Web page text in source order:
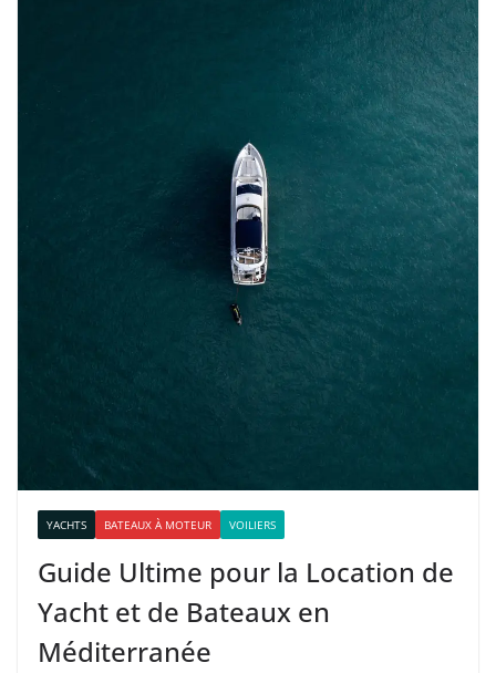
YACHTS BATEAUX À MOTEUR VOILIERS
Guide Ultime pour la Location de
Yacht et de Bateaux en
Méditerranée